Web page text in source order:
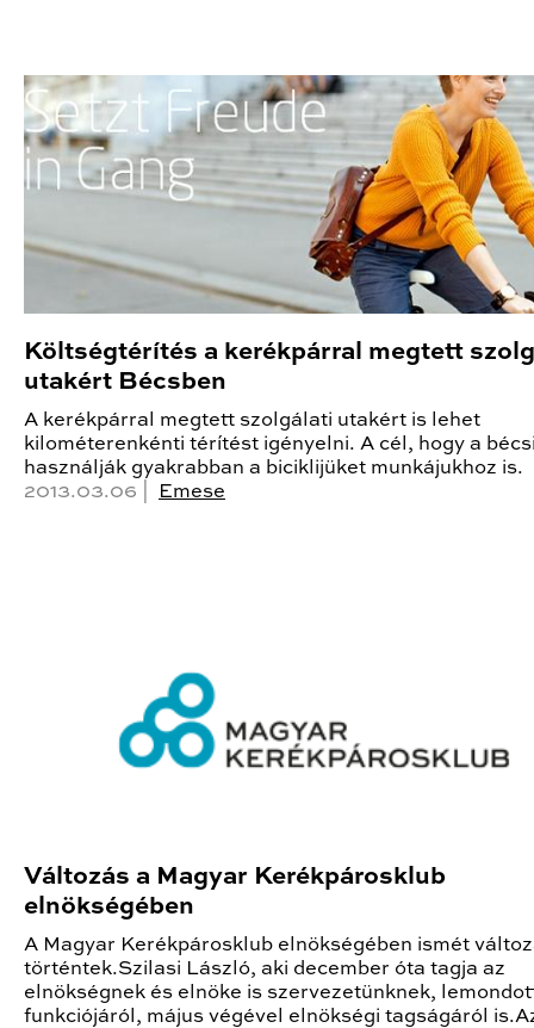
Költségtérítés a kerékpárral megtett
utakért Bécsben
A kerékpárral megtett szolgálati utakért is lehet
kilométerenkénti térítést igényelni. A cél, hogy a
használják gyakrabban a biciklijüket munkájukhoz is.
2013.03.06 |
Emese
Változás a Magyar Kerékpárosklub
elnökségében
A Magyar Kerékpárosklub elnökségében ismét
történtek.Szilasi László, aki december óta tagja az
elnökségnek és elnöke is szervezetünknek,
funkciójáról, május végével elnökségi tagságáról